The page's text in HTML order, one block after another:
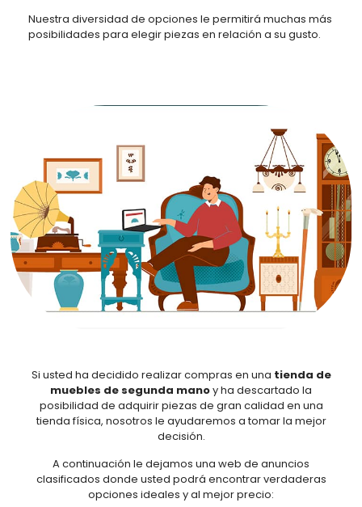
Nuestra diversidad de opciones le permitirá muchas más
posibilidades para elegir piezas en relación a su gusto.
Si usted ha decidido realizar compras en una tienda de
muebles de segunda manoy ha descartado la
posibilidad de adquirir piezas de gran calidad en una
tienda física, nosotros le ayudaremos a tomar la mejor
decisión.
A continuación le dejamos una web de anuncios
clasificados donde usted podrá encontrar verdaderas
opciones ideales y al mejor precio: